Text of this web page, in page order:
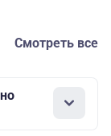
Смотреть все